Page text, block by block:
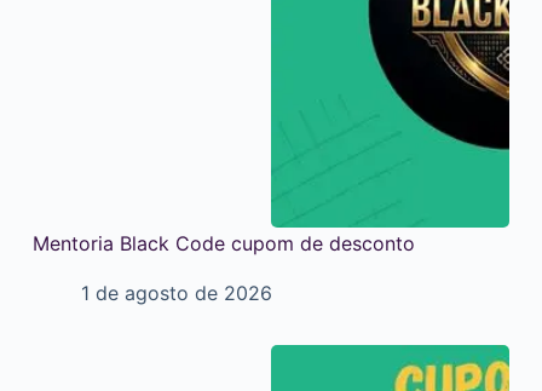
Mentoria Black Code cupom de desconto
1 de agosto de 2026